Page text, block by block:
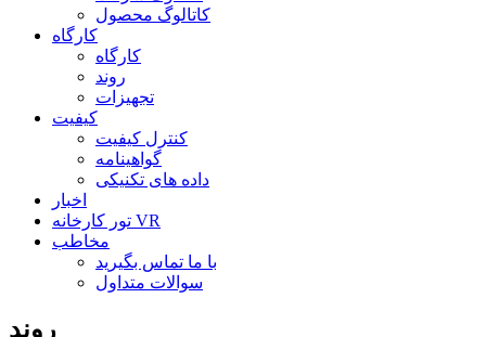
کاتالوگ محصول
کارگاه
کارگاه
روند
تجهیزات
کیفیت
کنترل کیفیت
گواهینامه
داده های تکنیکی
اخبار
تور کارخانه VR
مخاطب
با ما تماس بگیرید
سوالات متداول
روند